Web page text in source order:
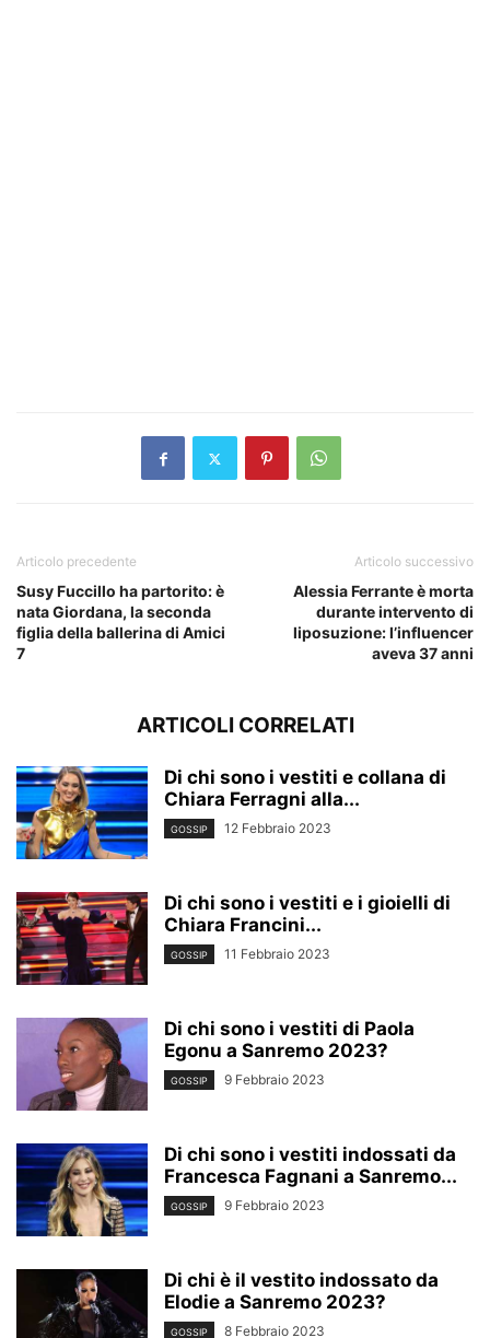
Articolo precedente
Susy Fuccillo ha partorito: è
nata Giordana, la seconda
figlia della ballerina di Amici
7
Articolo successivo
Alessia Ferrante è morta
durante intervento di
liposuzione: l’influencer
aveva 37 anni
ARTICOLI CORRELATI
Di chi sono i vestiti e collana di
Chiara Ferragni alla...
GOSSIP 12 Febbraio 2023
Di chi sono i vestiti e i gioielli di
Chiara Francini...
GOSSIP 11 Febbraio 2023
Di chi sono i vestiti di Paola
Egonu a Sanremo 2023?
GOSSIP 9 Febbraio 2023
Di chi sono i vestiti indossati da
Francesca Fagnani a Sanremo...
GOSSIP 9 Febbraio 2023
Di chi è il vestito indossato da
Elodie a Sanremo 2023?
GOSSIP 8 Febbraio 2023